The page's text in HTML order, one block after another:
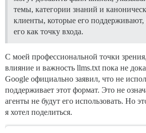
темы, категории знаний и
клиенты, которые его поддерживают,
его как точку входа.
С моей профессиональной точки
влияние и важность llms.txt пока не
Google официально заявил, что не
поддерживает этот формат. Это не
агенты не будут его использовать. Но
я хотел поделиться.